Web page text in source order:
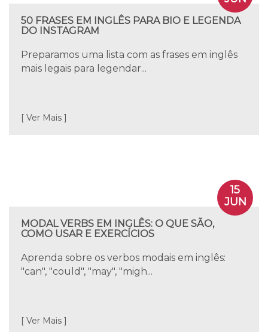
50 FRASES EM INGLÊS PARA BIO E LEGENDA
DO INSTAGRAM
Preparamos uma lista com as frases em inglês
mais legais para legendar...
[ Ver Mais ]
15
JUN
MODAL VERBS EM INGLÊS: O QUE SÃO,
COMO USAR E EXERCÍCIOS
Aprenda sobre os verbos modais em inglês:
"can", "could", "may", "migh...
[ Ver Mais ]